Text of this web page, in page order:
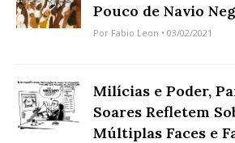
Pouco de Navio
Por Fabio Leon • 03/02/2021
Milícias e Poder,
Soares Refletem
Múltiplas Faces e